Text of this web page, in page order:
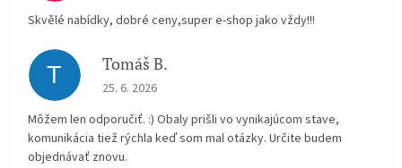
Skvělé nabídky, dobré ceny,super e-shop jako vždy!!!
T Tomáš B.
The store rating is 5 out of 5 stars.
25. 6. 2026
Môžem len odporučiť. :) Obaly prišli vo vynikajúcom stave,
komunikácia tiež rýchla keď som mal otázky. Určite budem
objednávať znovu.